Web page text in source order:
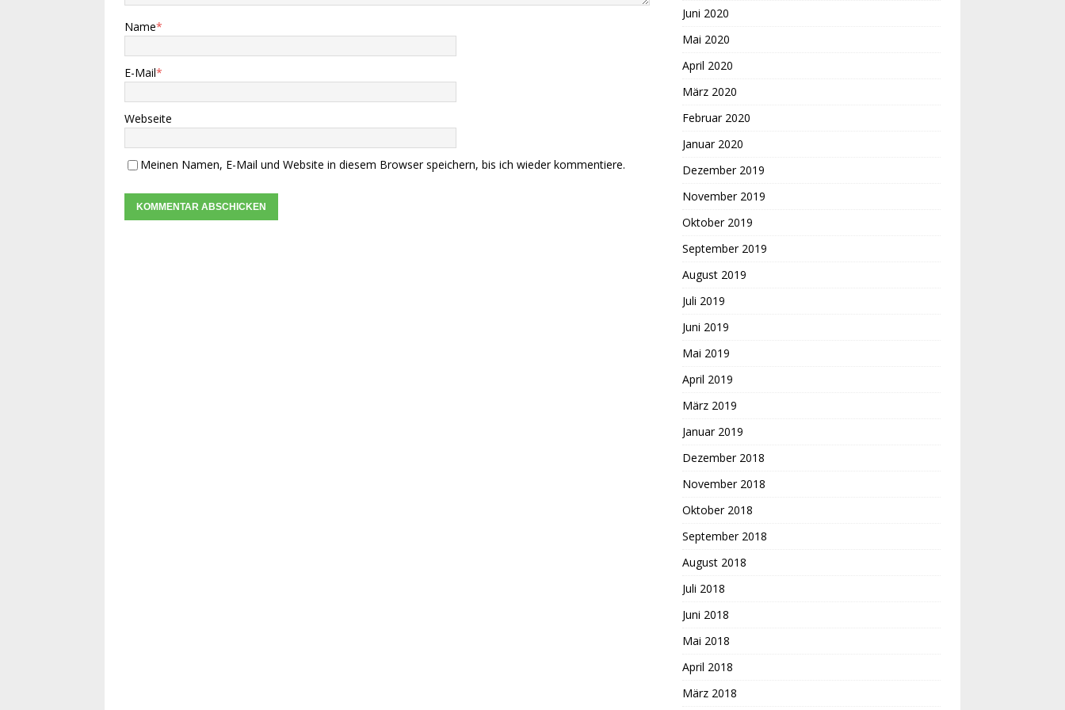
Name*
E-Mail*
Webseite
Meinen Namen, E-Mail und Website in diesem Browser speichern, bis ich wieder kommentiere.
Juni 2020
Mai 2020
April 2020
März 2020
Februar 2020
Januar 2020
Dezember 2019
November 2019
Oktober 2019
September 2019
August 2019
Juli 2019
Juni 2019
Mai 2019
April 2019
März 2019
Januar 2019
Dezember 2018
November 2018
Oktober 2018
September 2018
August 2018
Juli 2018
Juni 2018
Mai 2018
April 2018
März 2018